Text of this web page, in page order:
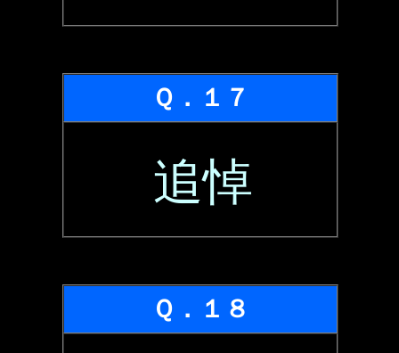
Ｑ．１７
追悼
Ｑ．１８